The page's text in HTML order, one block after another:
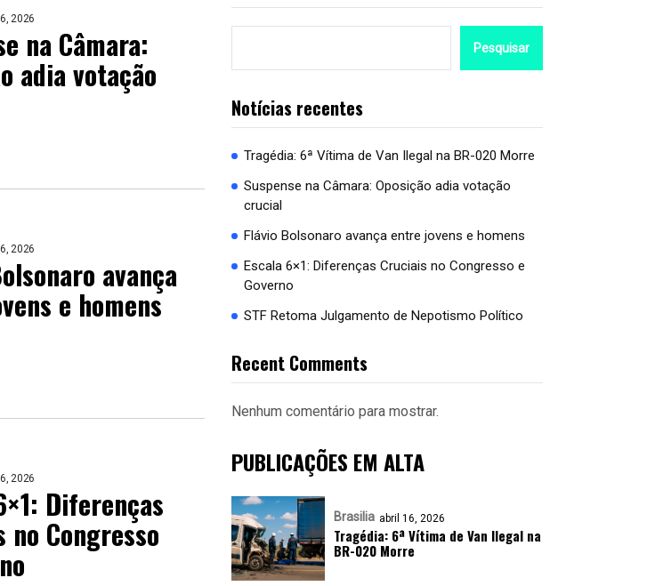
2026
na Câmara:
adia votação
2026
avança
e homens
2026
Diferenças
no Congresso
Pesquisar
Notícias recentes
Tragédia: 6ª Vítima de Van Ilegal na BR-020 Morre
Suspense na Câmara: Oposição adia votação
crucial
Flávio Bolsonaro avança entre jovens e homens
Escala 6×1: Diferenças Cruciais no Congresso e
Governo
STF Retoma Julgamento de Nepotismo Político
Recent Comments
Nenhum comentário para mostrar.
PUBLICAÇÕES EM ALTA
Brasilia abril 16, 2026
Tragédia: 6ª Vítima de Van Ilegal na
BR-020 Morre